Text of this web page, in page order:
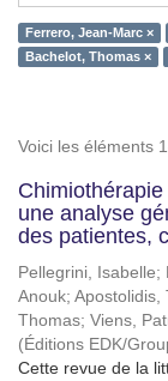
Ferrero, Jean-Marc ×
Bachelot, Thomas ×
Voici les éléments
une analyse
des patientes,
Pellegrini, Isabelle;
Anouk; Apostolidis,
Thomas; Viens,
(Éditions EDK/
Cette revue de la